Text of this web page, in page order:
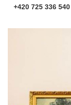
+420 725 336 540